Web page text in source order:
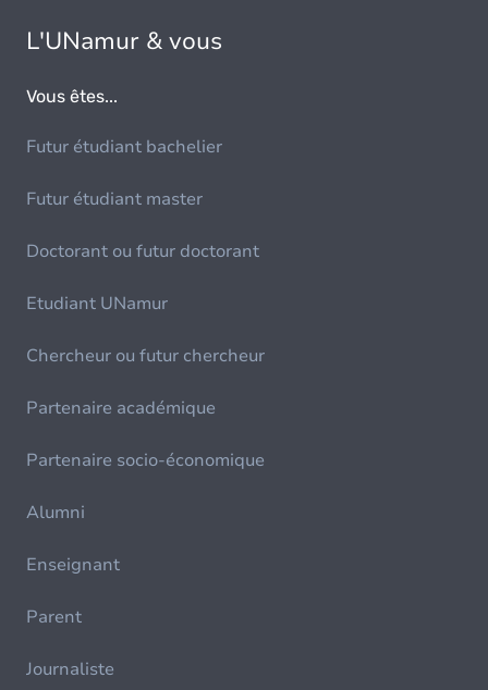
L'UNamur & vous
Vous êtes...
Futur étudiant bachelier
Futur étudiant master
Doctorant ou futur doctorant
Etudiant UNamur
Chercheur ou futur chercheur
Partenaire académique
Partenaire socio-économique
Alumni
Enseignant
Parent
Journaliste